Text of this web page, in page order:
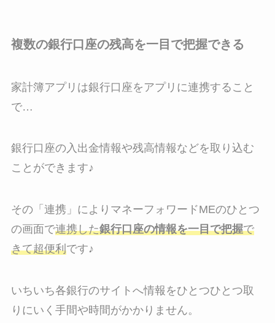
複数の銀行口座の残高を一目で把握できる
家計簿アプリは銀行口座をアプリに連携すること
で…
銀行口座の入出金情報や残高情報などを取り込む
ことができます♪
その「連携」によりマネーフォワードMEのひとつ
の画面で連携した銀行口座の情報を一目で把握で
きて超便利です♪
いちいち各銀行のサイトへ情報をひとつひとつ取
りにいく手間や時間がかかりません。